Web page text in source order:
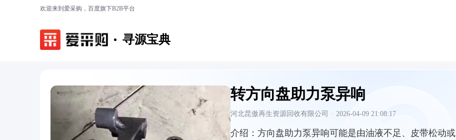
欢迎来到爱采购，百度旗下B2B平台
寻源宝典
转方向盘助力泵异响
河北昆傲再生资源回收有限公司 · 2026-04-09 21:08:17
介绍： 方向盘助力泵异响可能是由油液不足、皮带松动或